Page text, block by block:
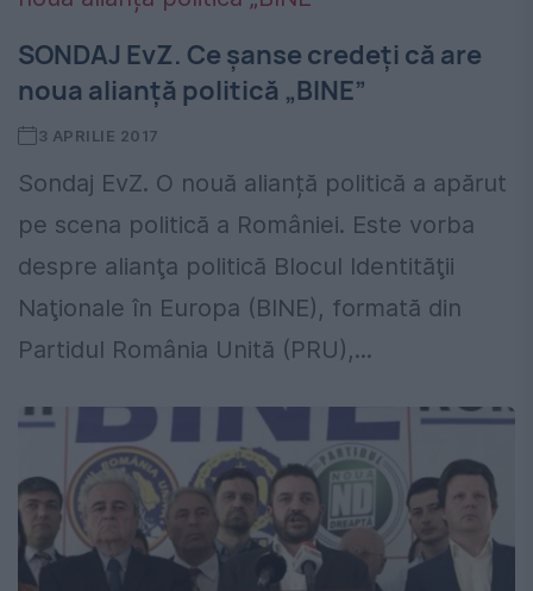
SONDAJ EvZ. Ce șanse credeți că are
noua alianță politică „BINE”
3 APRILIE 2017
Sondaj EvZ. O nouă alianță politică a apărut
pe scena politică a României. Este vorba
despre alianţa politică Blocul Identităţii
Naţionale în Europa (BINE), formată din
Partidul România Unită (PRU),...